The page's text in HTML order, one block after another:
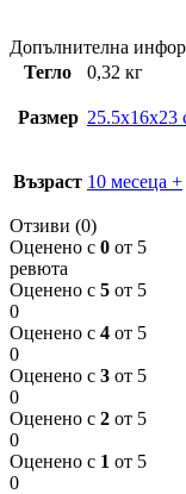
Допълнителна
Тегло
0,32 кг
Размер 25.5x16x23
Възраст 10 месеца +
Отзиви (0)
Оценено с 0 от 5
ревюта
Оценено с 5 от 5
0
Оценено с 4 от 5
0
Оценено с 3 от 5
0
Оценено с 2 от 5
0
Оценено с 1 от 5
0